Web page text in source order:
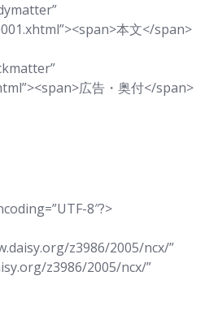
本文</span>
広告・奥付</span>
8″?>
z3986/2005/ncx/”
z3986/2005/ncx/”